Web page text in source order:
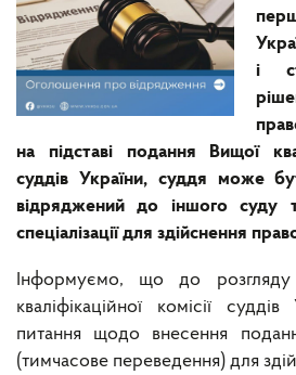
і
на підставі подання Вищої
суддів України, суддя може
відряджений до іншого суду
спеціалізації для здійснення
Інформуємо, що до розгляду
кваліфікаційної комісії
питання щодо внесення
(тимчасове переведення) для